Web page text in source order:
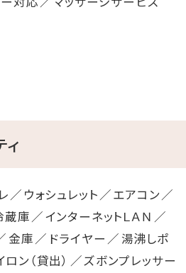
ィ
ウォシュレット
エアコン
蔵庫
インターネットＬＡＮ
金庫 ドライヤー
湯沸しポ
ロン（貸出）
ズボンプレッサー